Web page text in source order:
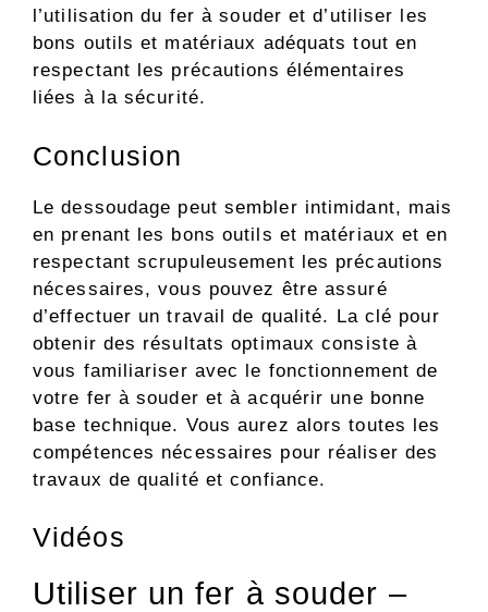
l’utilisation du fer à souder et d’utiliser les
bons outils et matériaux adéquats tout en
respectant les précautions élémentaires
liées à la sécurité.
Conclusion
Le dessoudage peut sembler intimidant, mais
en prenant les bons outils et matériaux et en
respectant scrupuleusement les précautions
nécessaires, vous pouvez être assuré
d’effectuer un travail de qualité. La clé pour
obtenir des résultats optimaux consiste à
vous familiariser avec le fonctionnement de
votre fer à souder et à acquérir une bonne
base technique. Vous aurez alors toutes les
compétences nécessaires pour réaliser des
travaux de qualité et confiance.
Vidéos
Utiliser un fer à souder –